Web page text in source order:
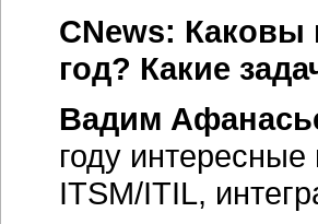
CNews: Каковы
год? Какие
Вадим
году
ITSM/ITIL,